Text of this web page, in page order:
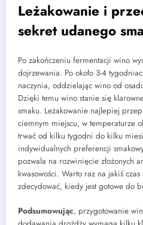
Leżakowanie i
sekret udanego
Po zakończeniu fermentacji wino
dojrzewania. Po około 3-4
naczynia, oddzielając wino od
Dzięki temu wino stanie się
smaku. Leżakowanie najlepiej
ciemnym miejscu, w temperaturze
trwać od kilku tygodni do kilku
indywidualnych preferencji
pozwala na rozwinięcie złożonych
kwasowości. Warto raz na jakiś
zdecydować, kiedy jest gotowe do
Podsumowując, przygotowanie